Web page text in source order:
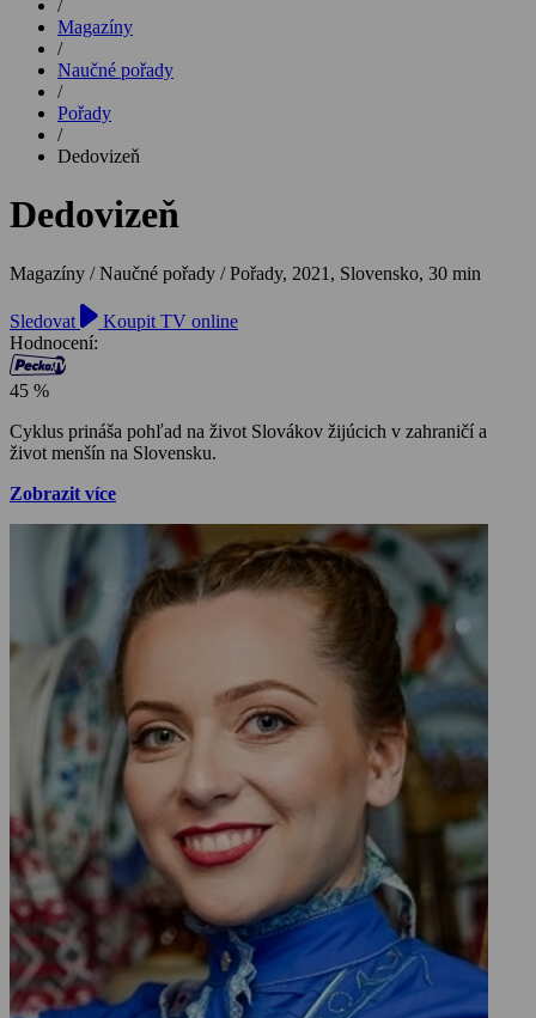
/
Magazíny
/
Naučné pořady
/
Pořady
/
Dedovizeň
Dedovizeň
Magazíny / Naučné pořady / Pořady, 2021, Slovensko, 30 min
Sledovat
Koupit TV online
Hodnocení:
45 %
Cyklus prináša pohľad na život Slovákov žijúcich v zahraničí a
život menšín na Slovensku.
Zobrazit více